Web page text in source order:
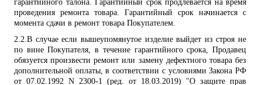
гарантийного талона. Гарантийный срок продлевается на время
проведения ремонта товара. Гарантийный срок начинается с
момента сдачи в ремонт товара Покупателем.
2.2. В случае если вышеупомянутое изделие выйдет из строя не
по вине Покупателя, в течение гарантийного срока, Продавец
обязуется произвести ремонт или замену дефектного товара без
дополнительной оплаты, в соответствии с условиямиЗакона РФ
от 07.02.1992 N 2300-1 (ред. от 18.03.2019) "О защите прав